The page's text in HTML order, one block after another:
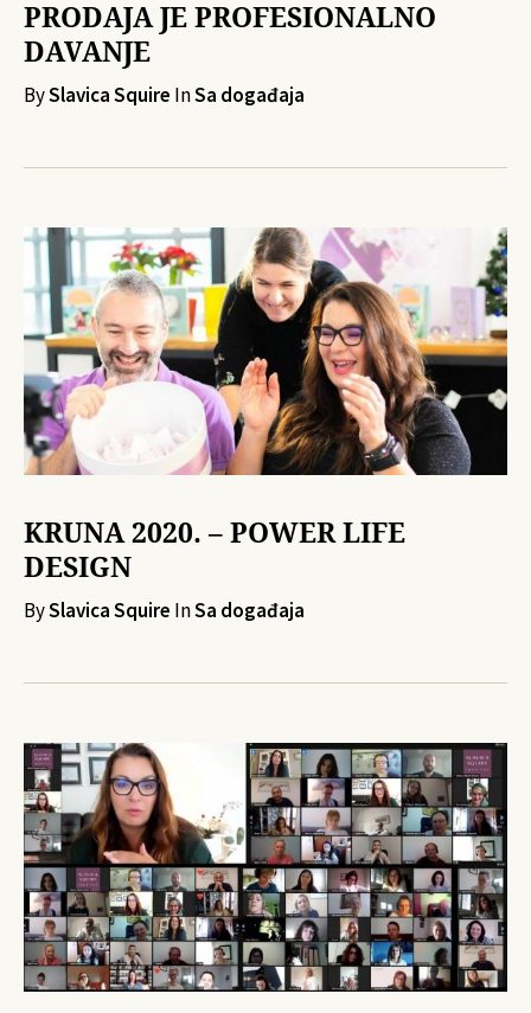
PRODAJA JE PROFESIONALNO
DAVANJE
BySlavica Squire InSa događaja
KRUNA 2020. – POWER LIFE
DESIGN
BySlavica Squire InSa događaja